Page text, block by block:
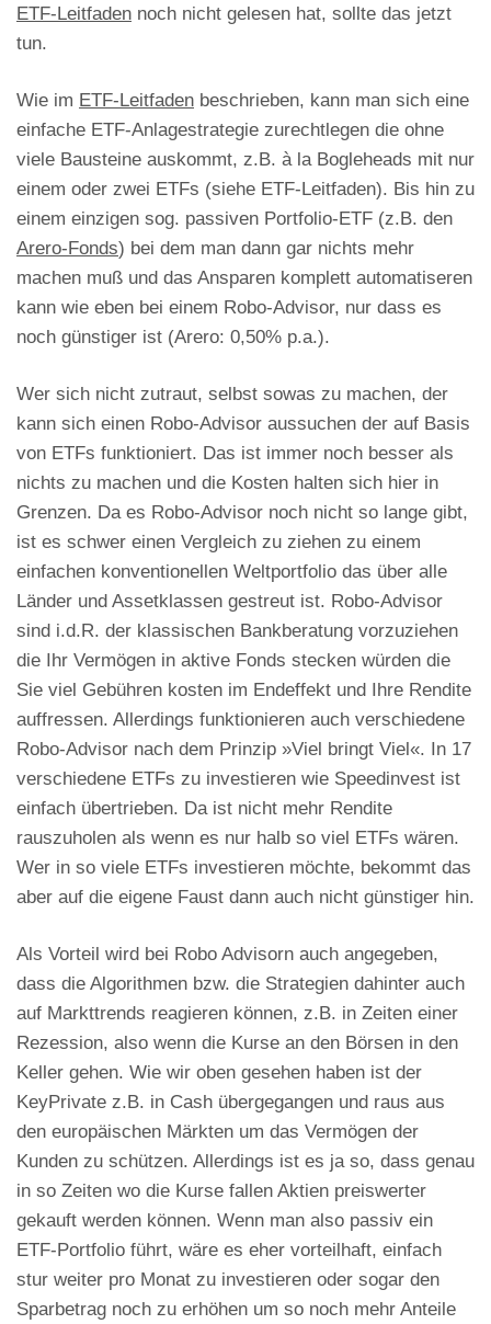
ETF-Leitfaden noch nicht gelesen hat, sollte das jetzt
tun.
Wie im ETF-Leitfaden beschrieben, kann man sich eine
einfache ETF-Anlagestrategie zurechtlegen die ohne
viele Bausteine auskommt, z.B. à la Bogleheads mit nur
einem oder zwei ETFs (siehe ETF-Leitfaden). Bis hin zu
einem einzigen sog. passiven Portfolio-ETF (z.B. den
Arero-Fonds) bei dem man dann gar nichts mehr
machen muß und das Ansparen komplett automatiseren
kann wie eben bei einem Robo-Advisor, nur dass es
noch günstiger ist (Arero: 0,50% p.a.).
Wer sich nicht zutraut, selbst sowas zu machen, der
kann sich einen Robo-Advisor aussuchen der auf Basis
von ETFs funktioniert. Das ist immer noch besser als
nichts zu machen und die Kosten halten sich hier in
Grenzen. Da es Robo-Advisor noch nicht so lange gibt,
ist es schwer einen Vergleich zu ziehen zu einem
einfachen konventionellen Weltportfolio das über alle
Länder und Assetklassen gestreut ist. Robo-Advisor
sind i.d.R. der klassischen Bankberatung vorzuziehen
die Ihr Vermögen in aktive Fonds stecken würden die
Sie viel Gebühren kosten im Endeffekt und Ihre Rendite
auffressen. Allerdings funktionieren auch verschiedene
Robo-Advisor nach dem Prinzip »Viel bringt Viel«. In 17
verschiedene ETFs zu investieren wie Speedinvest ist
einfach übertrieben. Da ist nicht mehr Rendite
rauszuholen als wenn es nur halb so viel ETFs wären.
Wer in so viele ETFs investieren möchte, bekommt das
aber auf die eigene Faust dann auch nicht günstiger hin.
Als Vorteil wird bei Robo Advisorn auch angegeben,
dass die Algorithmen bzw. die Strategien dahinter auch
auf Markttrends reagieren können, z.B. in Zeiten einer
Rezession, also wenn die Kurse an den Börsen in den
Keller gehen. Wie wir oben gesehen haben ist der
KeyPrivate z.B. in Cash übergegangen und raus aus
den europäischen Märkten um das Vermögen der
Kunden zu schützen. Allerdings ist es ja so, dass genau
in so Zeiten wo die Kurse fallen Aktien preiswerter
gekauft werden können. Wenn man also passiv ein
ETF-Portfolio führt, wäre es eher vorteilhaft, einfach
stur weiter pro Monat zu investieren oder sogar den
Sparbetrag noch zu erhöhen um so noch mehr Anteile